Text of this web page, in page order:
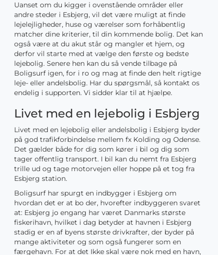
Uanset om du kigger i ovenstående områder eller
andre steder i Esbjerg, vil det være muligt at finde
lejelejligheder, huse og værelser som forhåbentlig
matcher dine kriterier, til din kommende bolig. Det kan
også være at du akut står og mangler et hjem, og
derfor vil starte med at vælge den første og bedste
lejebolig. Senere hen kan du så vende tilbage på
Boligsurf igen, for i ro og mag at finde den helt rigtige
leje- eller andelsbolig. Har du spørgsmål, så kontakt os
endelig i supporten. Vi sidder klar til at hjælpe.
Livet med en lejebolig i Esbjerg
Livet med en lejebolig eller andelsbolig i Esbjerg byder
på god trafikforbindelse mellem fx Kolding og Odense.
Det gælder både for dig som kører i bil og dig som
tager offentlig transport. I bil kan du nemt fra Esbjerg
trille ud og tage motorvejen eller hoppe på et tog fra
Esbjerg station.
Boligsurf har spurgt en indbygger i Esbjerg om
hvordan det er at bo der, hvorefter indbyggeren svaret
at: Esbjerg jo engang har været Danmarks største
fiskerihavn, hvilket i dag betyder at havnen i Esbjerg
stadig er en af byens største drivkrafter, der byder på
mange aktiviteter og som også fungerer som en
færgehavn. For at det Ikke skal være nok med en havn,